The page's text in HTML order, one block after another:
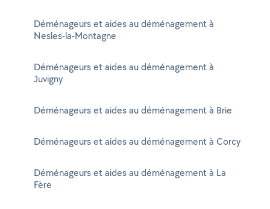
Déménageurs et aides au déménagement à
Nesles-la-Montagne
Déménageurs et aides au déménagement à
Juvigny
Déménageurs et aides au déménagement à Brie
Déménageurs et aides au déménagement à Corcy
Déménageurs et aides au déménagement à La
Fère